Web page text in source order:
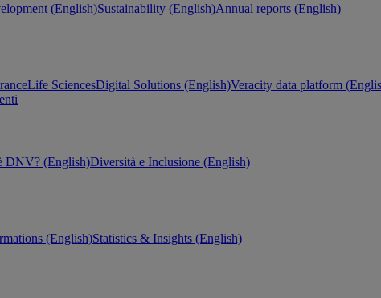
(English)Sustainability (English)Annual reports (English)
Life SciencesDigital Solutions (English)Veracity data platform
DNV? (English)Diversità e Inclusione (English)
(English)Statistics & Insights (English)